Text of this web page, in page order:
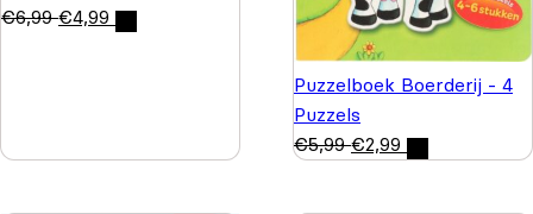
€6,99 €4,99
Puzzelboek Boerderij - 4
Puzzels
€5,99 €2,99